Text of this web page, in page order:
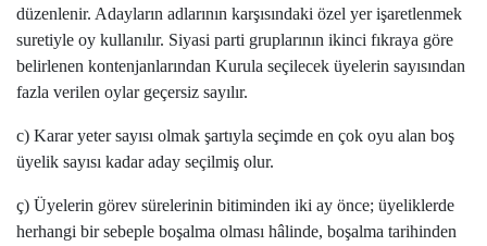
düzenlenir. Adayların adlarının karşısındaki özel yer işaretlenmek
suretiyle oy kullanılır. Siyasi parti gruplarının ikinci fıkraya göre
belirlenen kontenjanlarından Kurula seçilecek üyelerin sayısından
fazla verilen oylar geçersiz sayılır.
c) Karar yeter sayısı olmak şartıyla seçimde en çok oyu alan boş
üyelik sayısı kadar aday seçilmiş olur.
ç) Üyelerin görev sürelerinin bitiminden iki ay önce; üyeliklerde
herhangi bir sebeple boşalma olması hâlinde, boşalma tarihinden